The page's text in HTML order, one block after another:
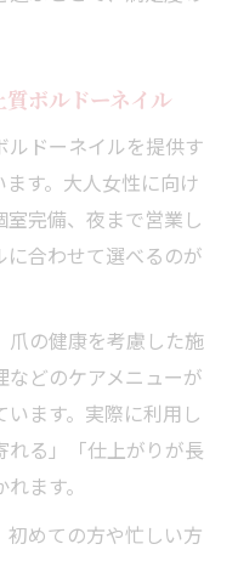
ボルドーネイル
ルドーネイルを提供す
す。大人女性に向け
完備、夜まで営業し
合わせて選べるのが
爪の健康を考慮した施
どのケアメニューが
ます。実際に利用し
れる」「仕上がりが長
ます。
めての方や忙しい方